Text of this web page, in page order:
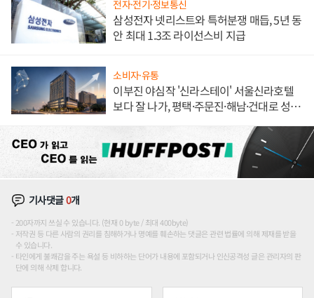
전자·전기·정보통신
삼성전자 넷리스트와 특허분쟁 매듭, 5년 동
안 최대 1.3조 라이선스비 지급
소비자·유통
이부진 야심작 '신라스테이' 서울신라호텔
보다 잘 나가, 평택·주문진·해남·건대로 성
기사댓글0개
200자까지 쓰실 수 있습니다. (현재 0 byte / 최대 400byte)
저작권 등 다른 사람의 권리를 침해하거나 명예를 훼손하는 댓글은 관련 법률에 의해 제재를 받을
수 있습니다.
타인에게 불쾌감을 주는 욕설 등 비하하는 단어가 내용에 포함되거나 인신공격성 글은 관리자의 판
단에 의해 삭제 합니다.